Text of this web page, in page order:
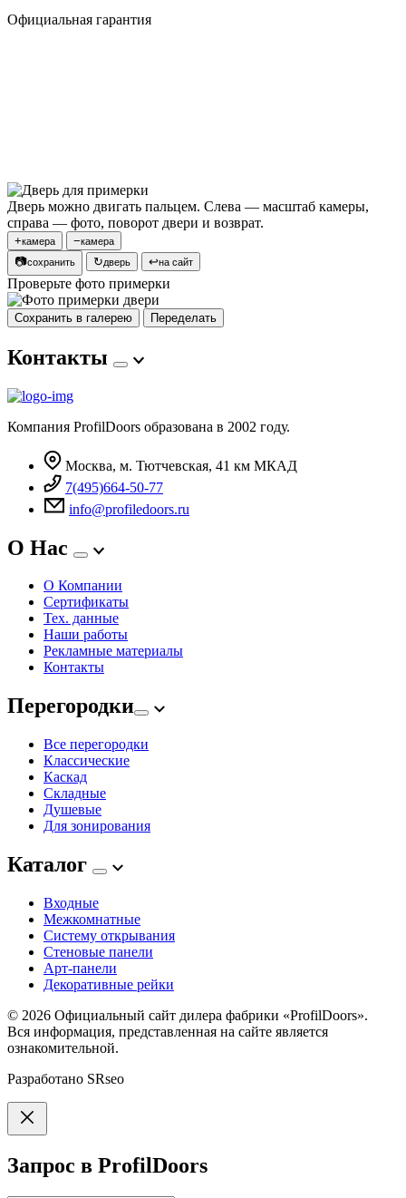
Официальная гарантия
Дверь можно двигать пальцем. Слева — масштаб камеры,
справа — фото, поворот двери и возврат.
+камера −камера
📷сохранить ↻дверь ↩на сайт
Проверьте фото примерки
Сохранить в галерею Переделать
Контакты
Компания ProfilDoors образована в 2002 году.
Москва, м. Тютчевская, 41 км МКАД
7(495)664-50-77
info@profiledoors.ru
О Нас
О Компании
Сертификаты
Тех. данные
Наши работы
Рекламные материалы
Контакты
Перегородки
Все перегородки
Классические
Каскад
Складные
Душевые
Для зонирования
Каталог
Входные
Межкомнатные
Систему открывания
Стеновые панели
Арт-панели
Декоративные рейки
© 2026 Официальный сайт дилера фабрики «ProfilDoors».
Вся информация, представленная на сайте является
ознакомительной.
Разработано SRseo
Запрос в ProfilDoors